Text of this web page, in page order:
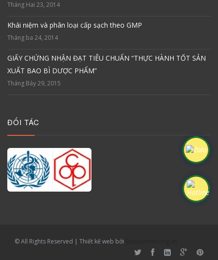
Tháng Hai 23, 2014
Khái niệm và phân loại cấp sạch theo GMP
Tháng ba 24, 2014
GIẤY CHỨNG NHẬN ĐẠT TIÊU CHUẨN “THỰC HÀNH TỐT SẢN
XUẤT BAO BÌ DƯỢC PHẨM”
Tháng Bảy 29, 2015
ĐỐI TÁC
© All Rights Reserved | Thiết kế web bởi